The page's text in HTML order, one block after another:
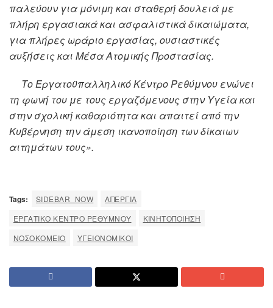
παλεύουν για μόνιμη και σταθερή δουλειά με
πλήρη εργασιακά και ασφαλιστικά δικαιώματα,
για πλήρες ωράριο εργασίας, ουσιαστικές
αυξήσεις και Μέσα Ατομικής Προστασίας.
Το Εργατοϋπαλληλικό Κέντρο Ρεθύμνου ενώνει
τη φωνή του με τους εργαζόμενους στην Υγεία και
στην σχολική καθαριότητα και απαιτεί από την
Κυβέρνηση την άμεση ικανοποίηση των δίκαιων
αιτημάτων τους».
Tags: SIDEBAR_NOW
ΑΠΕΡΓΊΑ
ΕΡΓΑΤΙΚΌ ΚΈΝΤΡΟ ΡΕΘΎΜΝΟΥ
ΚΙΝΗΤΟΠΟΊΗΣΗ
ΝΟΣΟΚΟΜΕΊΟ
ΥΓΕΙΟΝΟΜΙΚΟΊ